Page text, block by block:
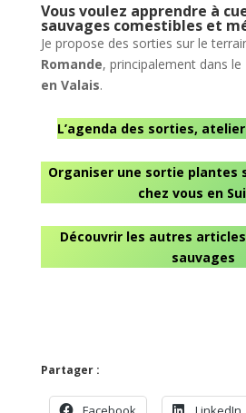
Vous voulez apprendre à
sauvages comestibles et
Je propose des sorties sur le
Romande, principalement dans le
en Valais.
L’agenda des sorties,
Organiser une sortie plantes
chez vous en
Découvrir les autres
sauvages
Partager :